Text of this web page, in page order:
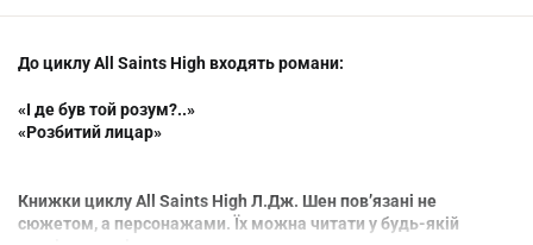
До циклу All Saints High входять романи:
«І де був той розум?..»
«Розбитий лицар»
Книжки циклу All Saints High Л.Дж. Шен пов’язані не
сюжетом, а персонажами. Їх можна читати у будь-якій